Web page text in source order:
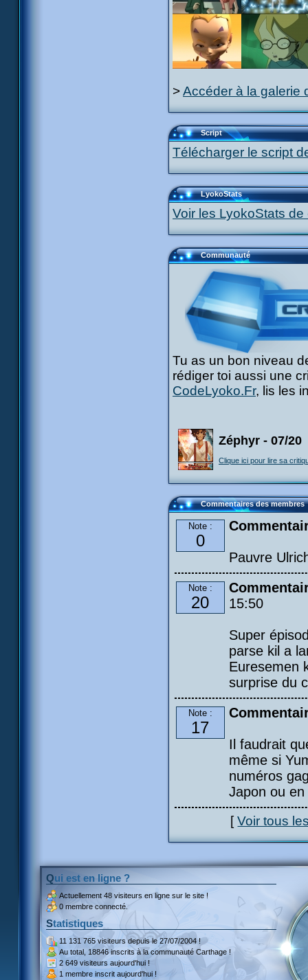
>Accéder à la galerie
Script
Télécharger le script
LyokoStats
Voir les LyokoStats
Communauté
Tu as un bon niveau
rédiger toi aussi une
CodeLyoko.Fr, lis les
Zéphyr - 07/20
Clique ici pour lire sa
Commentaires des membres
Note :
0
Pauvre
Note :
20
15:50
Super
parse kil a
Euresemen
surprise du
Note :
17
Il faudrait
même si
numéros
Japon ou en
[Voir tous
Qui est en ligne ?
Actuellement 48 visiteurs en ligne sur le site !
0 membre connecté.
Statistiques
11 131 765 visiteursdepuis le 27/07/2004 !
Au total, 18846 inscritsà la communauté Carthage !
2 649 visiteurs aujourd'hui !
1 membre inscrit aujourd'hui !